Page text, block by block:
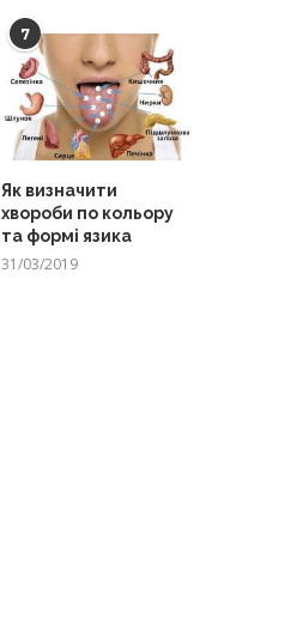
7
Як визначити
хвороби по кольору
та формі язика
31/03/2019